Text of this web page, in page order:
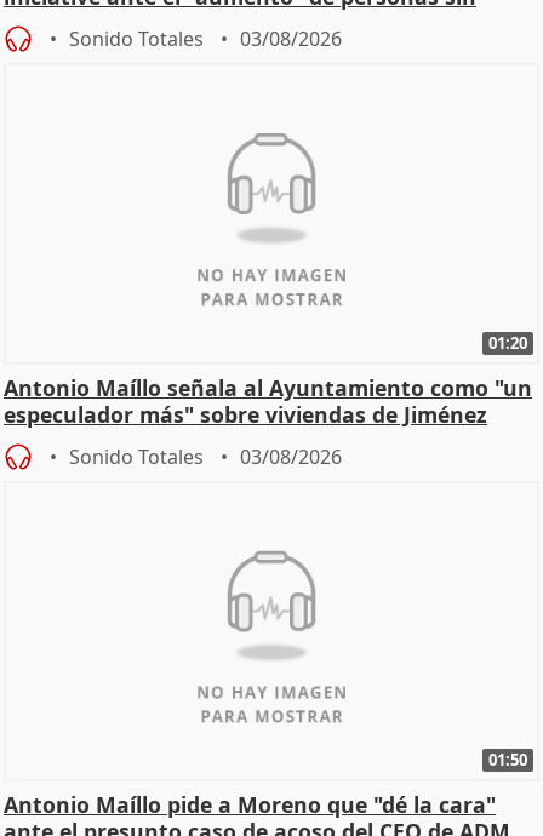
hogar en Madri
Sonido Totales 03/08/2026
01:20
Antonio Maíllo señala al Ayuntamiento como "un
especulador más" sobre viviendas de Jiménez
Becerril
Sonido Totales 03/08/2026
01:50
Antonio Maíllo pide a Moreno que "dé la cara"